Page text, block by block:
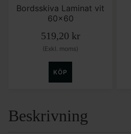
Bordsskiva Laminat vit
60×60
519,20 kr
(Exkl. moms)
KÖP
Beskrivning